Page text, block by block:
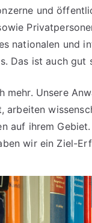
und
nationalen und
Das ist auch gut
mehr. Unsere
arbeiten
auf ihrem
wir ein Ziel-